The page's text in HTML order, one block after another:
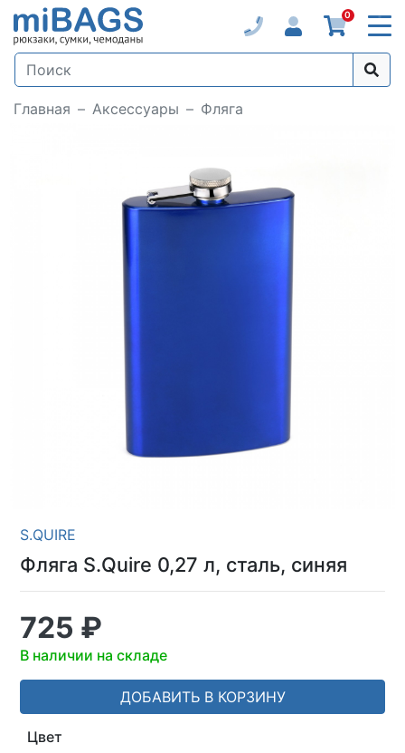
0
Главная Аксессуары Фляга
S.QUIRE
Фляга S.Quire 0,27 л, сталь, синяя
725 ₽
В наличии на складе
ДОБАВИТЬ В КОРЗИНУ
Цвет